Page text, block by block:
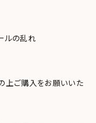
ルの乱れ
上ご購入をお願いいた